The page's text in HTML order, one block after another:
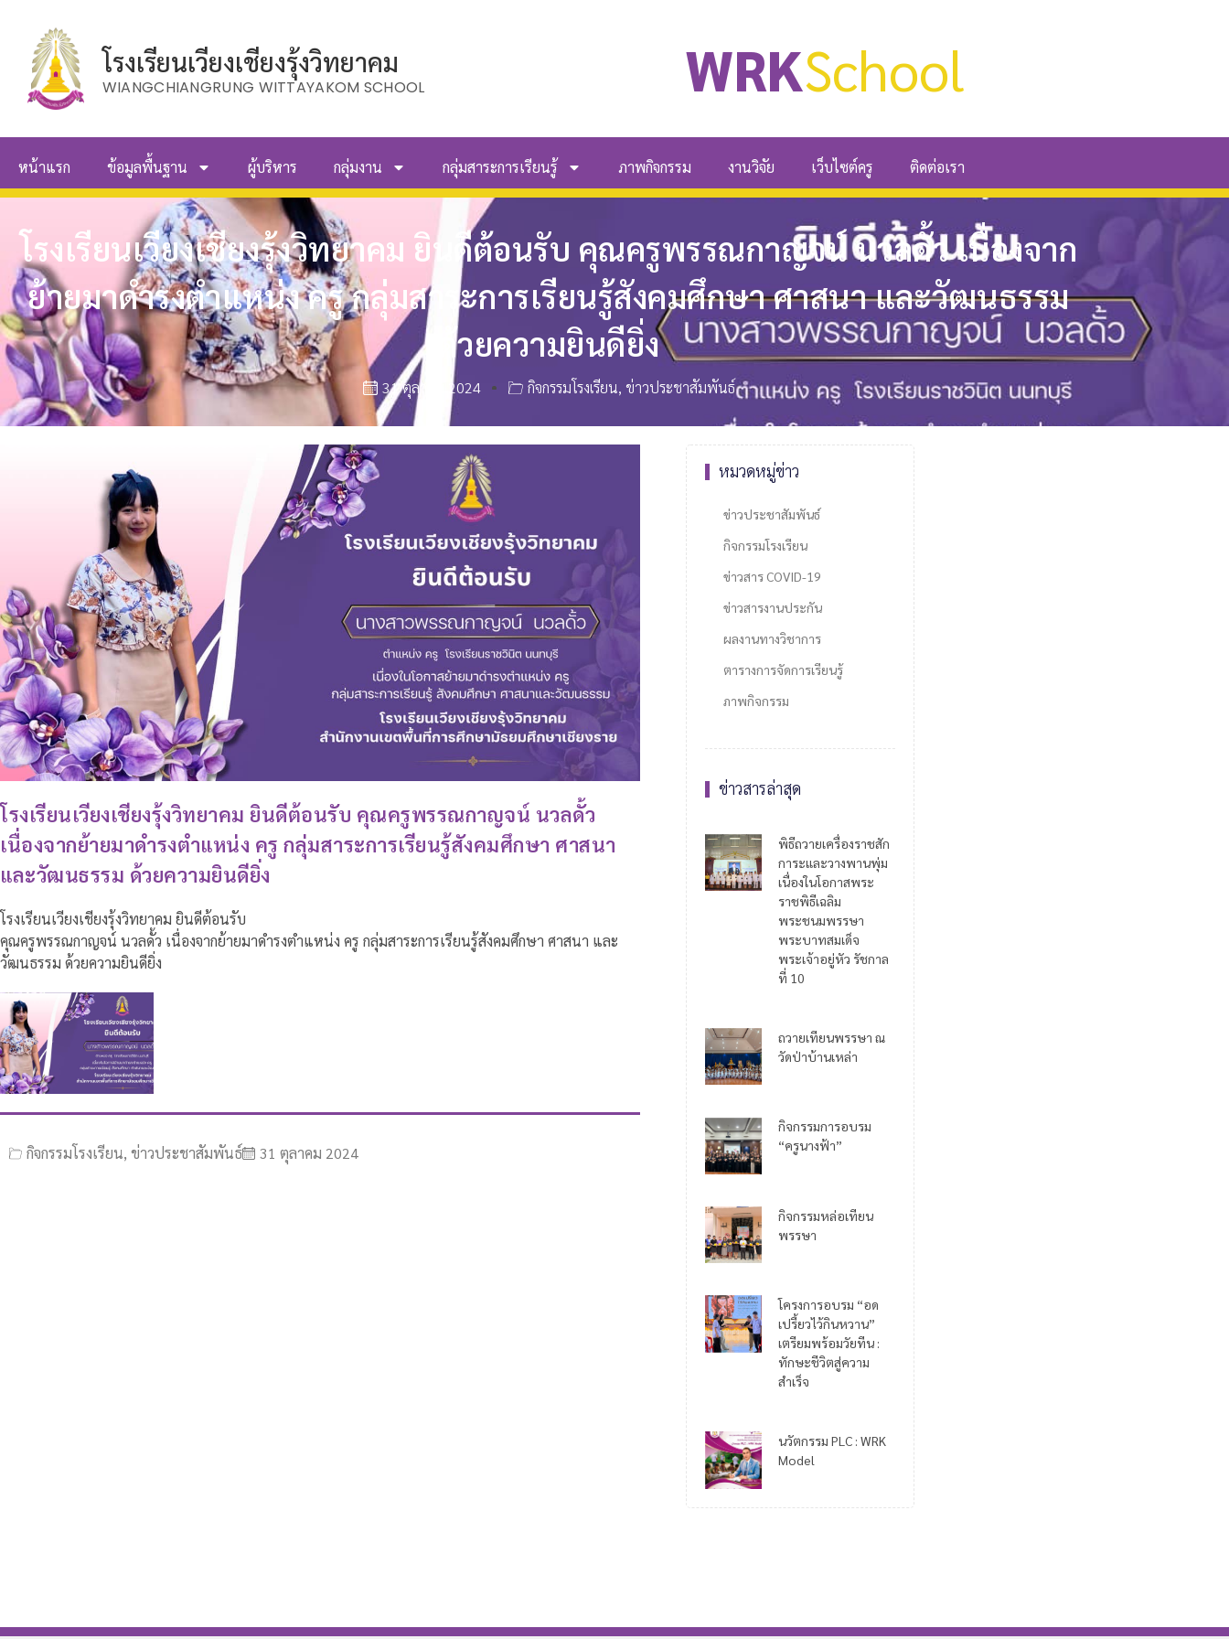
โรงเรียนเวียงเชียงรุ้งวิทยาคม
WIANGCHIANGRUNG WITTAYAKOM SCHOOL WRKSchool
หน้าแรก ข้อมูลพื้นฐาน ผู้บริหาร กลุ่มงาน กลุ่มสาระการเรียนรู้ ภาพกิจกรรม งานวิจัย เว็บไซต์ครู ติดต่อเรา
โรงเรียนเวียงเชียงรุ้งวิทยาคม ยินดีต้อนรับ คุณครูพรรณกาญจน์ นวลดั้ว เนื่องจาก
ย้ายมาดำรงตำแหน่ง ครู กลุ่มสาระการเรียนรู้สังคมศึกษา ศาสนา และวัฒนธรรม
ด้วยความยินดียิ่ง
31 ตุลาคม 2024 กิจกรรมโรงเรียน, ข่าวประชาสัมพันธ์
โรงเรียนเวียงเชียงรุ้งวิทยาคม ยินดีต้อนรับ คุณครูพรรณกาญจน์ นวลดั้ว
เนื่องจากย้ายมาดำรงตำแหน่ง ครู กลุ่มสาระการเรียนรู้สังคมศึกษา ศาสนา
และวัฒนธรรม ด้วยความยินดียิ่ง
โรงเรียนเวียงเชียงรุ้งวิทยาคม ยินดีต้อนรับ
คุณครูพรรณกาญจน์ นวลดั้ว เนื่องจากย้ายมาดำรงตำแหน่ง ครู กลุ่มสาระการเรียนรู้สังคมศึกษา ศาสนา และ
วัฒนธรรม ด้วยความยินดียิ่ง
กิจกรรมโรงเรียน, ข่าวประชาสัมพันธ์ 31 ตุลาคม 2024
หมวดหมู่ข่าว
ข่าวประชาสัมพันธ์
กิจกรรมโรงเรียน
ข่าวสาร COVID-19
ข่าวสารงานประกัน
ผลงานทางวิชาการ
ตารางการจัดการเรียนรู้
ภาพกิจกรรม
ข่าวสารล่าสุด
พิธีถวายเครื่องราชสัก
การะและวางพานพุ่ม
เนื่องในโอกาสพระ
ราชพิธีเฉลิม
พระชนมพรรษา
พระบาทสมเด็จ
พระเจ้าอยู่หัว รัชกาล
ที่ 10
ถวายเทียนพรรษา ณ
วัดป่าบ้านเหล่า
กิจกรรมการอบรม
“ครูนางฟ้า”
กิจกรรมหล่อเทียน
พรรษา
โครงการอบรม “อด
เปรี้ยวไว้กินหวาน”
เตรียมพร้อมวัยทีน :
ทักษะชีวิตสู่ความ
สำเร็จ
นวัตกรรม PLC : WRK
Model